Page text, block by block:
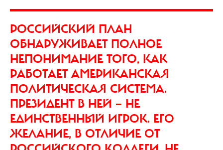
РОССИЙСКИЙ ПЛАН
ОБНАРУЖИВАЕТ ПОЛНОЕ
НЕПОНИМАНИЕ ТОГО, КАК
РАБОТАЕТ АМЕРИКАНСКАЯ
ПОЛИТИЧЕСКАЯ СИСТЕМА.
ПРЕЗИДЕНТ В НЕЙ — НЕ
ЕДИНСТВЕННЫЙ ИГРОК. ЕГО
ЖЕЛАНИЕ, В ОТЛИЧИЕ ОТ